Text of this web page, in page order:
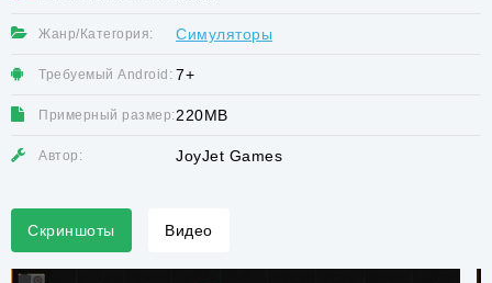
Жанр/Категория: Симуляторы
Требуемый Android: 7+
Примерный размер: 220MB
Автор: JoyJet Games
Скриншоты Видео